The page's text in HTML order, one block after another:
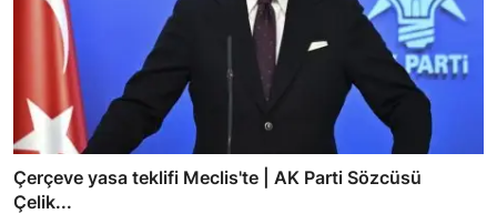
Çerçeve yasa teklifi Meclis'te | AK Parti Sözcüsü
Çelik...